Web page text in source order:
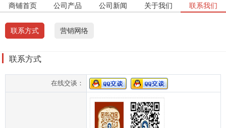
商铺首页 公司产品 公司新闻 关于我们 联系我们
联系方式 营销网络
联系方式
在线交谈：